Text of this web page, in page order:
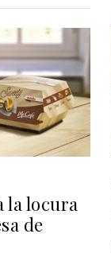
la locura
de